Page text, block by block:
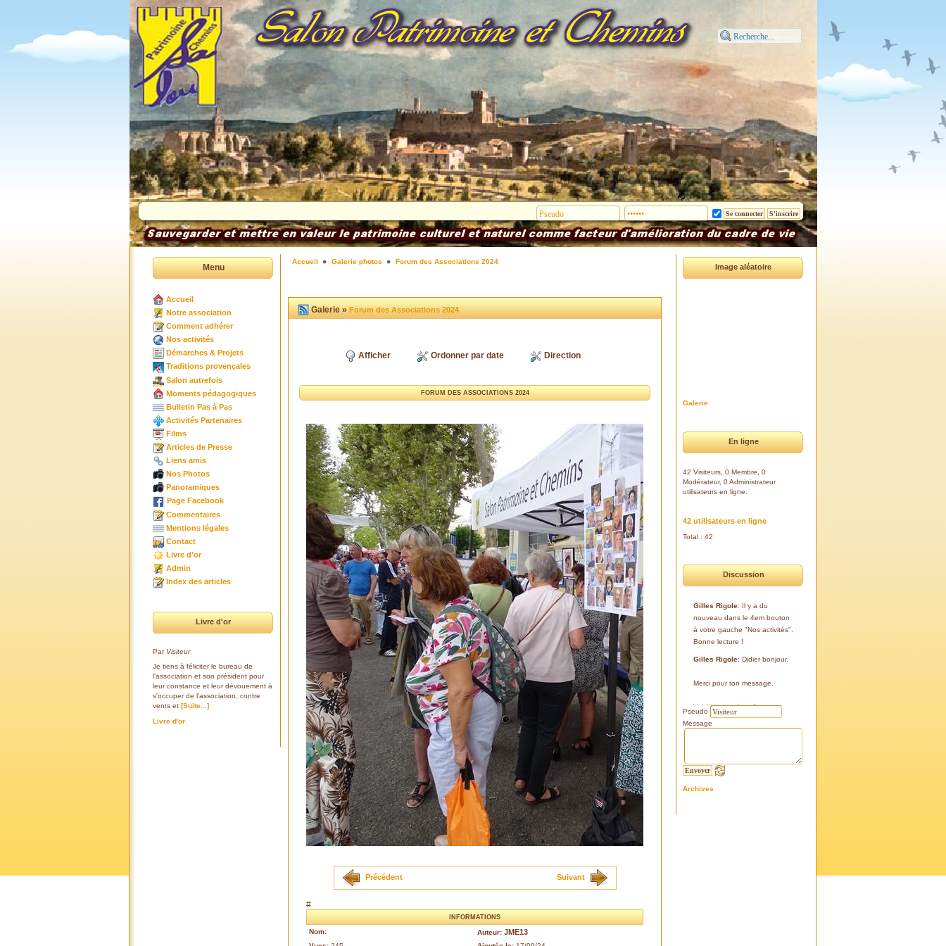
Menu
Accueil
Notre association
Comment adhérer
Nos activités
Démarches & Projets
Traditions provençales
Salon autrefois
Moments pédagogiques
Bulletin Pas à Pas
Activités Partenaires
Films
Articles de Presse
Liens amis
Nos Photos
Panoramiques
Page Facebook
Commentaires
Mentions légales
Contact
Livre d'or
Admin
Index des articles
Livre d'or
Par Visiteur
Je tiens à féliciter le bureau de
l'association et son président pour
leur constance et leur dévouement à
s'occuper de l'association, contre
vents et [Suite...]
Livre d'or
Image aléatoire
Galerie
En ligne
42 Visiteurs, 0 Membre, 0
Modérateur, 0 Administrateur
utilisateurs en ligne.
42 utilisateurs en ligne
Total : 42
Discussion
Gilles Rigole: Il y a du
nouveau dans le 4em bouton
à votre gauche "Nos activités".
Bonne lecture !
Gilles Rigole: Didier bonjour.
Merci pour ton message.
Voici les coordonnées:
43°38'48'' N
Si tu le peux, le veux, notre
l'Eissame, fait une sortie le
Pseudo
Message
Archives
Accueil Galerie photos Forum des Associations 2024
Galerie »Forum des Associations 2024
Afficher Ordonner par date Direction
FORUM DES ASSOCIATIONS 2024
Précédent Suivant
#
INFORMATIONS
Nom: Auteur: JME13